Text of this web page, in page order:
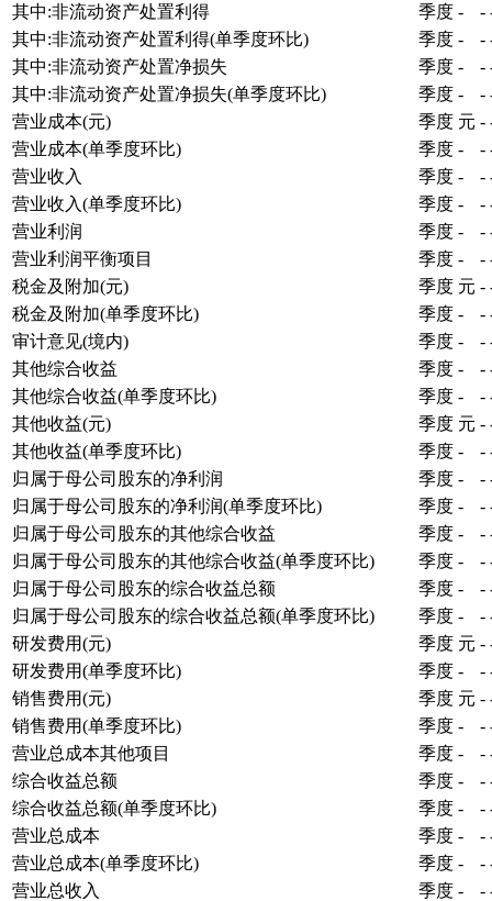
其中:非流动资产处置利得
季度 - -
其中:非流动资产处置利得(单季度环比)
季度 - -
其中:非流动资产处置净损失
季度 - -
其中:非流动资产处置净损失(单季度环比)
季度 - -
营业成本(元)
季度 元 -
营业成本(单季度环比)
季度 - -
营业收入
季度 - -
营业收入(单季度环比)
季度 - -
营业利润
季度 - -
营业利润平衡项目
季度 - -
税金及附加(元)
季度 元 -
税金及附加(单季度环比)
季度 - -
审计意见(境内)
季度 - -
其他综合收益
季度 - -
其他综合收益(单季度环比)
季度 - -
其他收益(元)
季度 元 -
其他收益(单季度环比)
季度 - -
归属于母公司股东的净利润
季度 - -
归属于母公司股东的净利润(单季度环比)
季度 - -
归属于母公司股东的其他综合收益
季度 - -
归属于母公司股东的其他综合收益(单季度环比)
季度 - -
归属于母公司股东的综合收益总额
季度 - -
归属于母公司股东的综合收益总额(单季度环比)
季度 - -
研发费用(元)
季度 元 -
研发费用(单季度环比)
季度 - -
销售费用(元)
季度 元 -
销售费用(单季度环比)
季度 - -
营业总成本其他项目
季度 - -
综合收益总额
季度 - -
综合收益总额(单季度环比)
季度 - -
营业总成本
季度 - -
营业总成本(单季度环比)
季度 - -
营业总收入
季度 - -